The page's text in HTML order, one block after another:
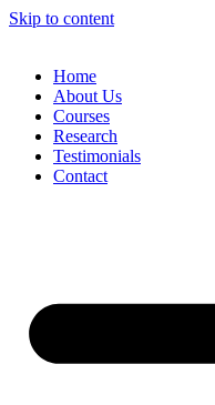
Skip to content
Home
About Us
Courses
Research
Testimonials
Contact